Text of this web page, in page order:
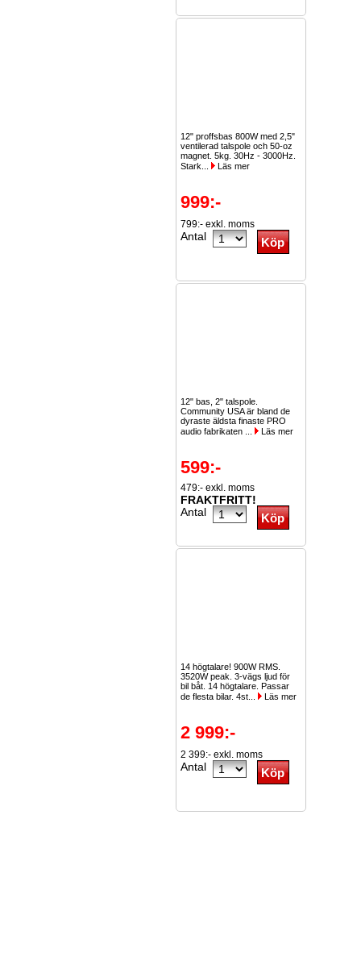
12" proffsbas 800W med 2,5"
ventilerad talspole och 50-oz
magnet. 5kg. 30Hz - 3000Hz.
Stark...
Läs mer
999:-
799:- exkl. moms
Antal
12" bas, 2" talspole.
Community USA är bland de
dyraste äldsta finaste PRO
audio fabrikaten ...
Läs mer
599:-
479:- exkl. moms
FRAKTFRITT!
Antal
14 högtalare! 900W RMS.
3520W peak. 3-vägs ljud för
bil båt. 14 högtalare. Passar
de flesta bilar. 4st...
Läs mer
2 999:-
2 399:- exkl. moms
Antal